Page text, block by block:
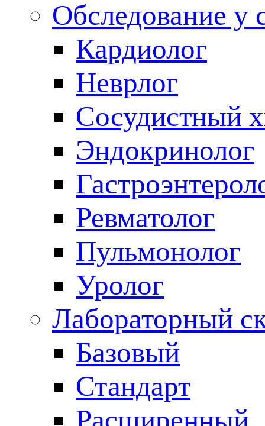
Обследование у
Кардиолог
Неврлог
Сосудистный
Эндокринолог
Ревматолог
Пульмонолог
Уролог
Лабораторный
Базовый
Стандарт